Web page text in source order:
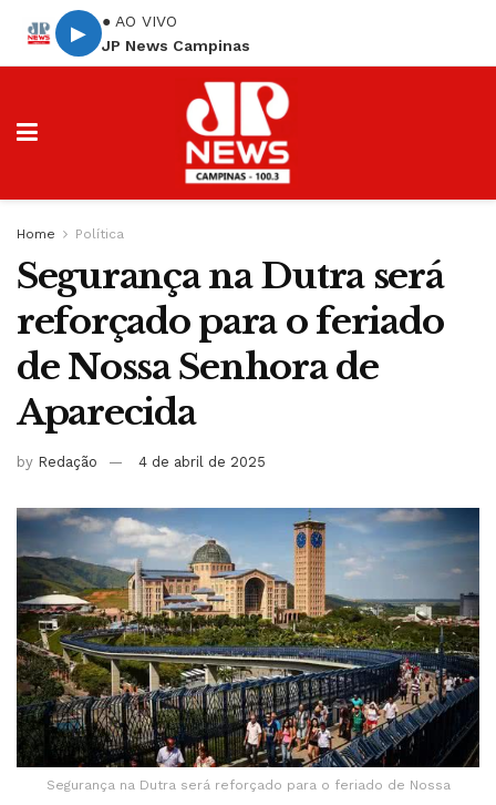
▶
● AO VIVO
JP News Campinas
Home Política
Segurança na Dutra será
reforçado para o feriado
de Nossa Senhora de
Aparecida
by Redação 4 de abril de 2025
Segurança na Dutra será reforçado para o feriado de Nossa